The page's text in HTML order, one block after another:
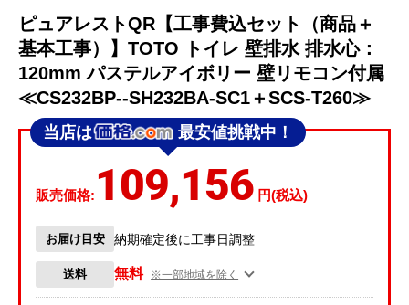
ピュアレストQR【工事費込セット（商品＋
基本工事）】TOTO トイレ 壁排水 排水心：
120mm パステルアイボリー 壁リモコン付属
≪CS232BP--SH232BA-SC1＋SCS-T260≫
当店は 最安値挑戦中！
販売価格: 109,156 円(税込)
お届け目安 納期確定後に工事日調整
送料 無料 ※一部地域を除く